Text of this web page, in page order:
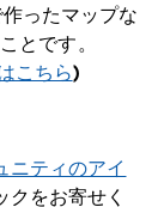
ったマップな
とです。
こちら)
ニティのアイ
をお寄せく